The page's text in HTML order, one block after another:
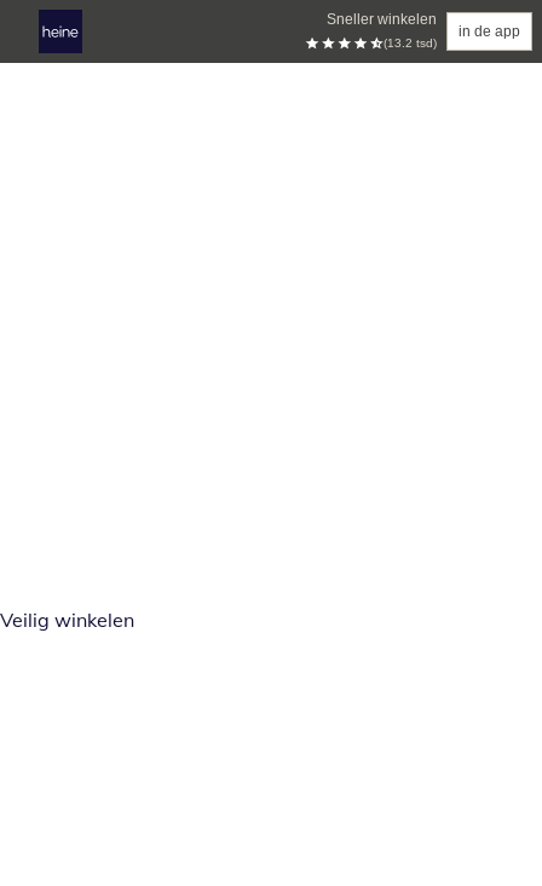
Sneller winkelen
(13.2 tsd)
in de app
Veilig winkelen